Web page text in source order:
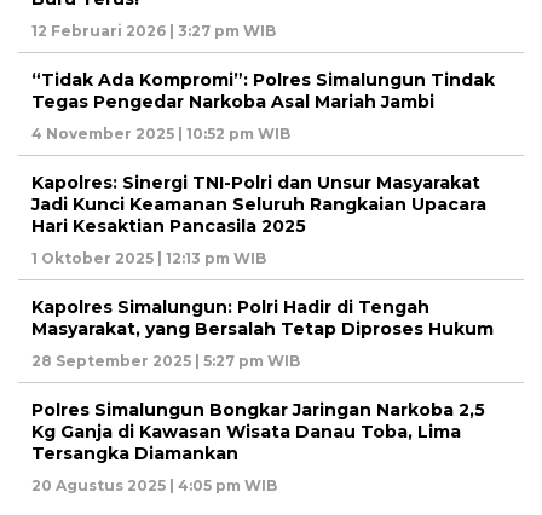
12 Februari 2026 | 3:27 pm WIB
“Tidak Ada Kompromi”: Polres Simalungun Tindak
Tegas Pengedar Narkoba Asal Mariah Jambi
4 November 2025 | 10:52 pm WIB
Kapolres: Sinergi TNI-Polri dan Unsur Masyarakat
Jadi Kunci Keamanan Seluruh Rangkaian Upacara
Hari Kesaktian Pancasila 2025
1 Oktober 2025 | 12:13 pm WIB
Kapolres Simalungun: Polri Hadir di Tengah
Masyarakat, yang Bersalah Tetap Diproses Hukum
28 September 2025 | 5:27 pm WIB
Polres Simalungun Bongkar Jaringan Narkoba 2,5
Kg Ganja di Kawasan Wisata Danau Toba, Lima
Tersangka Diamankan
20 Agustus 2025 | 4:05 pm WIB